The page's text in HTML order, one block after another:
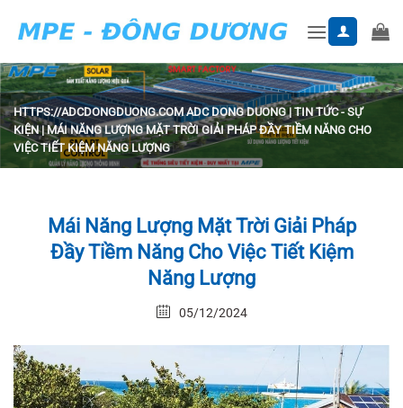
HTTPS://ADCDONGDUONG.COM ADC DONG DUONG|TIN TỨC - SỰ
KIỆN|MÁI NĂNG LƯỢNG MẶT TRỜI GIẢI PHÁP ĐẦY TIỀM NĂNG CHO
VIỆC TIẾT KIỆM NĂNG LƯỢNG
Mái Năng Lượng Mặt Trời Giải Pháp
Đầy Tiềm Năng Cho Việc Tiết Kiệm
Năng Lượng
05/12/2024